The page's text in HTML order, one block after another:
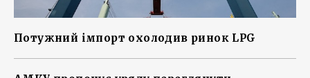
Потужний імпорт охолодив ринок LPG